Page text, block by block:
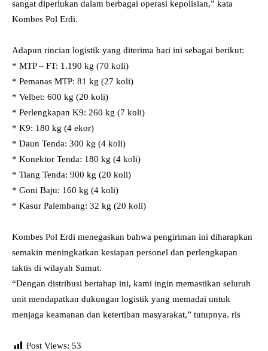
sangat diperlukan dalam berbagai operasi kepolisian,” kata
Kombes Pol Erdi.
Adapun rincian logistik yang diterima hari ini sebagai berikut:
* MTP – FT: 1.190 kg (70 koli)
* Pemanas MTP: 81 kg (27 koli)
* Velbet: 600 kg (20 koli)
* Perlengkapan K9: 260 kg (7 koli)
* K9: 180 kg (4 ekor)
* Daun Tenda: 300 kg (4 koli)
* Konektor Tenda: 180 kg (4 koli)
* Tiang Tenda: 900 kg (20 koli)
* Goni Baju: 160 kg (4 koli)
* Kasur Palembang: 32 kg (20 koli)
Kombes Pol Erdi menegaskan bahwa pengiriman ini diharapkan
semakin meningkatkan kesiapan personel dan perlengkapan
taktis di wilayah Sumut.
“Dengan distribusi bertahap ini, kami ingin memastikan seluruh
unit mendapatkan dukungan logistik yang memadai untuk
menjaga keamanan dan ketertiban masyarakat,” tutupnya. rls
Post Views: 53